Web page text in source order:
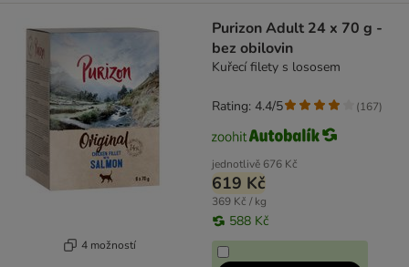
4 možností
Purizon Adult 24 x 70 g -
bez obilovin
Kuřecí filety s lososem
jednotlivě 676 Kč
619 Kč
369 Kč / kg
588 Kč
Rating: 4.4/5 (167)